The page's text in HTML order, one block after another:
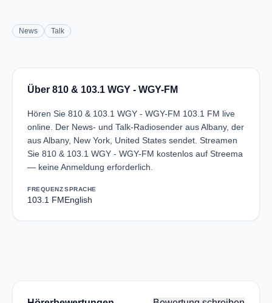
News Talk
Über 810 & 103.1 WGY - WGY-FM
Hören Sie 810 & 103.1 WGY - WGY-FM 103.1 FM live
online. Der News- und Talk-Radiosender aus Albany, der
aus Albany, New York, United States sendet. Streamen
Sie 810 & 103.1 WGY - WGY-FM kostenlos auf Streema
— keine Anmeldung erforderlich.
FREQUENZ
103.1 FM
SPRACHE
English